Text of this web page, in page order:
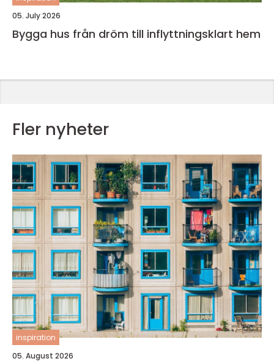
05. July 2026
Bygga hus från dröm till inflyttningsklart hem
Fler nyheter
inspiration
05. August 2026